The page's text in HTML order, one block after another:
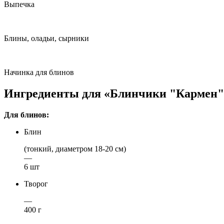
Выпечка
Блины, оладьи, сырники
Начинка для блинов
Ингредиенты для «Блинчики
Для блинов:
Блин
(тонкий, диаметром 18-20 см)
—
6 шт
Творог
—
400 г